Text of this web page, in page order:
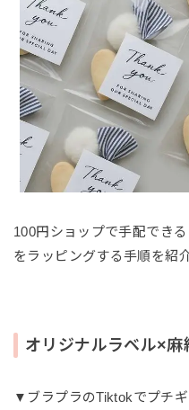
100円ショップで手配でき
をラッピングする手順を紹
オリジナルラベル×麻
▼ブラプラのTiktokでプチギ